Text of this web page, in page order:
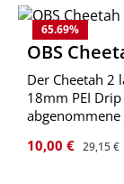
65.69%
OBS
Der Cheetah 2
18mm PEI
Airflow.
Verkaufspreis:
10,00 € 29,15 €